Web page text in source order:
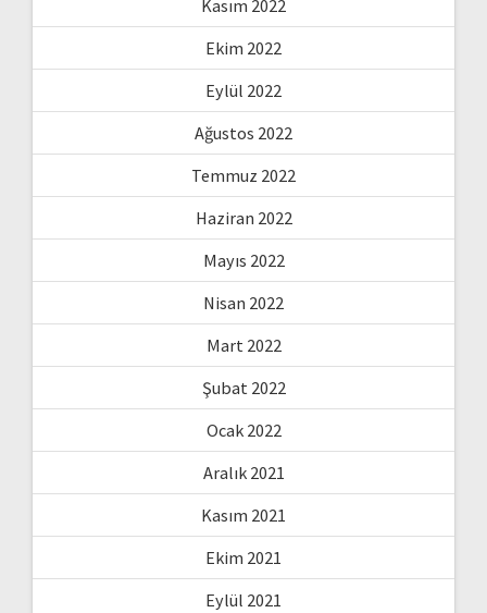
Kasım 2022
Ekim 2022
Eylül 2022
Ağustos 2022
Temmuz 2022
Haziran 2022
Mayıs 2022
Nisan 2022
Mart 2022
Şubat 2022
Ocak 2022
Aralık 2021
Kasım 2021
Ekim 2021
Eylül 2021